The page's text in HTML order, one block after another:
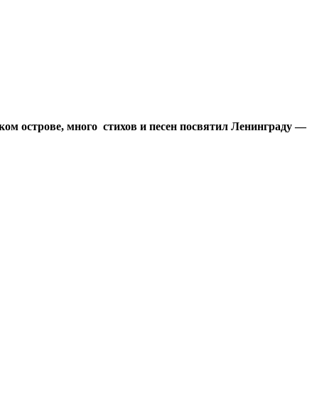
острове, много стихов и песен посвятил Ленинграду —